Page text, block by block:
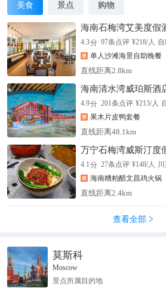
美食 景点 购物
海南石梅湾艾美度假
4.3分 97条点评 ¥218/人
单人沙滩海景自助晚餐
直线距离2.8km
海南清水湾威珀斯酒
4.9分 201条点评 ¥213/人
果木片皮鸭套餐
直线距离48.1km
万宁石梅湾威斯汀度
4.1分 27条点评 ¥148/人
海南糟粕醋文昌鸡火锅
直线距离2.4km
查看全部 
莫斯科
Moscow
景点所属目的地